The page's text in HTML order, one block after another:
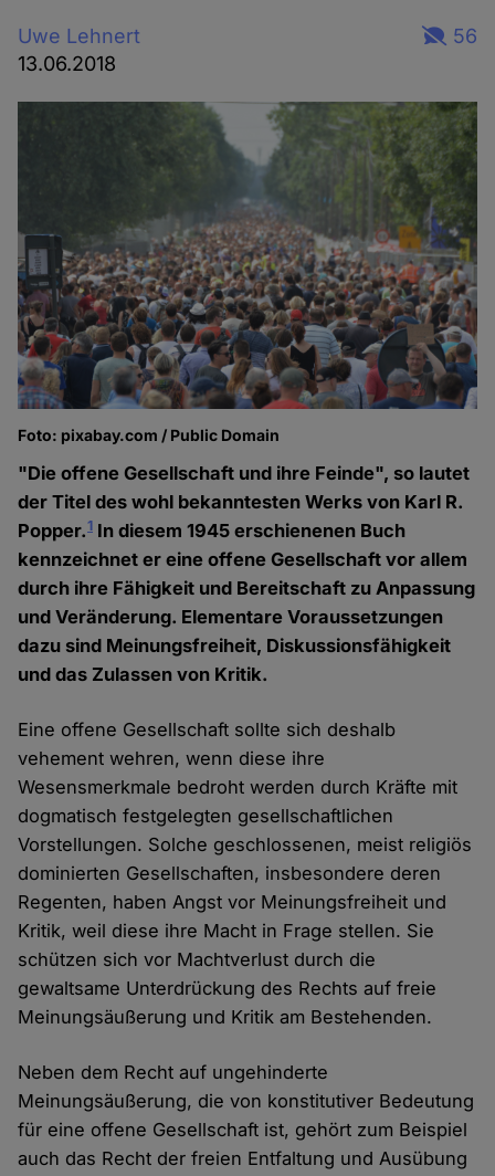
Uwe Lehnert
13.06.2018
56
Foto: pixabay.com / Public Domain
"Die offene Gesellschaft und ihre Feinde", so lautet
der Titel des wohl bekanntesten Werks von Karl R.
Popper.1 In diesem 1945 erschienenen Buch
kennzeichnet er eine offene Gesellschaft vor allem
durch ihre Fähigkeit und Bereitschaft zu Anpassung
und Veränderung. Elementare Voraussetzungen
dazu sind Meinungsfreiheit, Diskussionsfähigkeit
und das Zulassen von Kritik.
Eine offene Gesellschaft sollte sich deshalb
vehement wehren, wenn diese ihre
Wesensmerkmale bedroht werden durch Kräfte mit
dogmatisch festgelegten gesellschaftlichen
Vorstellungen. Solche geschlossenen, meist religiös
dominierten Gesellschaften, insbesondere deren
Regenten, haben Angst vor Meinungsfreiheit und
Kritik, weil diese ihre Macht in Frage stellen. Sie
schützen sich vor Machtverlust durch die
gewaltsame Unterdrückung des Rechts auf freie
Meinungsäußerung und Kritik am Bestehenden.
Neben dem Recht auf ungehinderte
Meinungsäußerung, die von konstitutiver Bedeutung
für eine offene Gesellschaft ist, gehört zum Beispiel
auch das Recht der freien Entfaltung und Ausübung